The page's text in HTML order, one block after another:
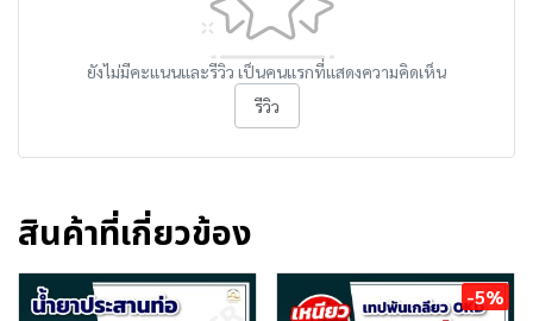
ยังไม่มีคะแนนและรีวิว เป็นคนแรกที่แสดงความคิดเห็น
รีวิว
สินค้าที่เกี่ยวข้อง
-5%